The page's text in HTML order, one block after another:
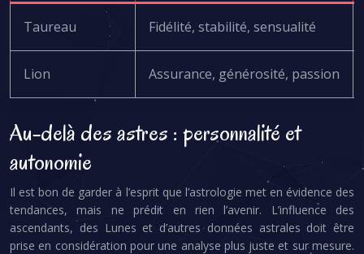
Taureau Fidélité, stabilité, sensualité
Lion Assurance, générosité, passion
Au-delà des astres : personnalité et
autonomie
Il est bon de garder à l’esprit que l’astrologie met en évidence des
tendances, mais ne prédit en rien l’avenir. L’influence des
ascendants, des Lunes et d’autres données astrales doit être
prise en considération pour une analyse plus juste et sur mesure.